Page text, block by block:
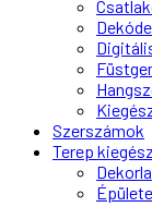
Szerszámok
Terep